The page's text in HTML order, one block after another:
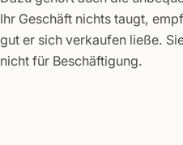
Ihr Geschäft nichts taugt,
gut er sich verkaufen ließe.
nicht für Beschäftigung.